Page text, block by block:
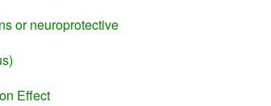
or neuroprotective
Effect